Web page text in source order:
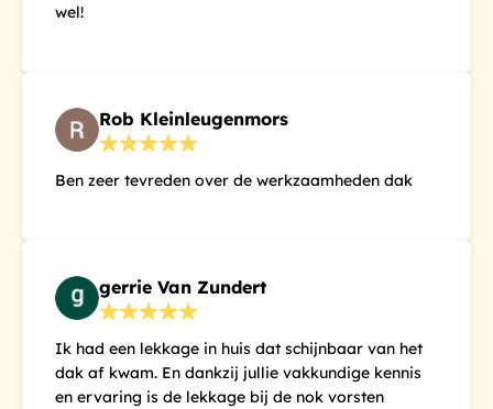
wel!
Rob Kleinleugenmors
Ben zeer tevreden over de werkzaamheden dak
gerrie Van Zundert
Ik had een lekkage in huis dat schijnbaar van het
dak af kwam. En dankzij jullie vakkundige kennis
en ervaring is de lekkage bij de nok vorsten